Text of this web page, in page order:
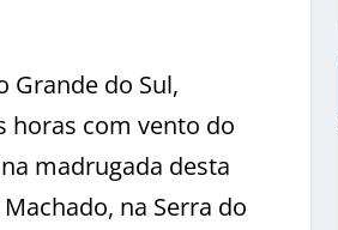
Grande do Sul,
horas com vento do
madrugada desta
na Serra do